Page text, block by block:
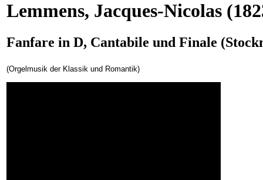
Lemmens, Jacques-Nicolas
Fanfare in D, Cantabile und Finale
(Orgelmusik der Klassik und Romantik)